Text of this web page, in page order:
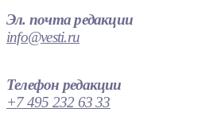
Эл. почта редакции
info@vesti.ru
Телефон редакции
+7 495 232 63 33